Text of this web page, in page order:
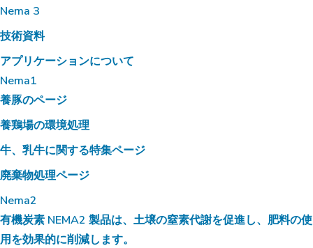
Nema 3
技術資料
アプリケーションについて
Nema1
養豚のページ
養鶏場の環境処理
牛、乳牛に関する特集ページ
廃棄物処理ページ
Nema2
有機炭素 NEMA2 製品は、土壌の窒素代謝を促進し、肥料の使
用を効果的に削減します。